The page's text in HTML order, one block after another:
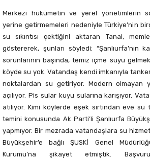
Merkezi hükümetin ve yerel yönetimlerin
yerine getirmemeleri nedeniyle Türkiye’nin
su sıkıntısı çektiğini aktaran Tanal,
göstererek, şunları söyledi: “Şanlıurfa’nın
sorunlarının başında, temiz içme suyu
köyde su yok. Vatandaş kendi imkanıyla
noktalardan su getiriyor. Modern olmayan
açılıyor. Pis sular kuyu sularına karışıyor.
atılıyor. Kimi köylerde eşek sırtından eve su
temini konusunda Ak Parti’li Şanlıurfa
yapmıyor. Bir mezrada vatandaşlara su
Büyükşehir’e bağlı ŞUSKİ Genel
Kurumu’na şikayet etmiştik.